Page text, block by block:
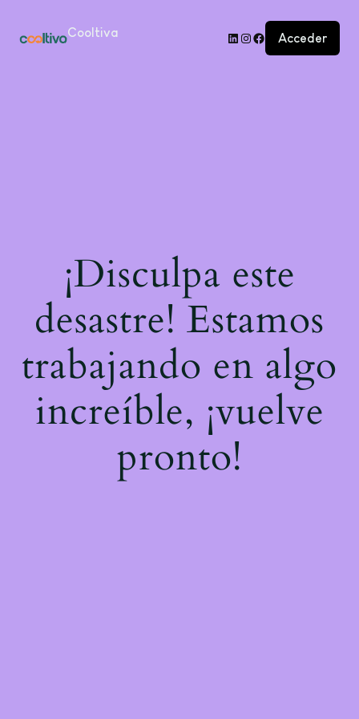
Cooltiva Acceder
¡Disculpa este
desastre! Estamos
trabajando en algo
increíble, ¡vuelve
pronto!